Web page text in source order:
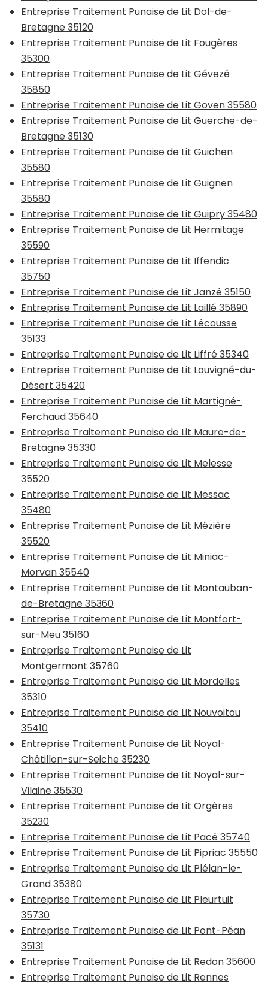
Entreprise Traitement Punaise de Lit Dol-de-
Bretagne 35120
Entreprise Traitement Punaise de Lit Fougères
35300
Entreprise Traitement Punaise de Lit Gévezé
35850
Entreprise Traitement Punaise de Lit Goven 35580
Entreprise Traitement Punaise de Lit Guerche-de-
Bretagne 35130
Entreprise Traitement Punaise de Lit Guichen
35580
Entreprise Traitement Punaise de Lit Guignen
35580
Entreprise Traitement Punaise de Lit Guipry 35480
Entreprise Traitement Punaise de Lit Hermitage
35590
Entreprise Traitement Punaise de Lit Iffendic
35750
Entreprise Traitement Punaise de Lit Janzé 35150
Entreprise Traitement Punaise de Lit Laillé 35890
Entreprise Traitement Punaise de Lit Lécousse
35133
Entreprise Traitement Punaise de Lit Liffré 35340
Entreprise Traitement Punaise de Lit Louvigné-du-
Désert 35420
Entreprise Traitement Punaise de Lit Martigné-
Ferchaud 35640
Entreprise Traitement Punaise de Lit Maure-de-
Bretagne 35330
Entreprise Traitement Punaise de Lit Melesse
35520
Entreprise Traitement Punaise de Lit Messac
35480
Entreprise Traitement Punaise de Lit Mézière
35520
Entreprise Traitement Punaise de Lit Miniac-
Morvan 35540
Entreprise Traitement Punaise de Lit Montauban-
de-Bretagne 35360
Entreprise Traitement Punaise de Lit Montfort-
sur-Meu 35160
Entreprise Traitement Punaise de Lit
Montgermont 35760
Entreprise Traitement Punaise de Lit Mordelles
35310
Entreprise Traitement Punaise de Lit Nouvoitou
35410
Entreprise Traitement Punaise de Lit Noyal-
Châtillon-sur-Seiche 35230
Entreprise Traitement Punaise de Lit Noyal-sur-
Vilaine 35530
Entreprise Traitement Punaise de Lit Orgères
35230
Entreprise Traitement Punaise de Lit Pacé 35740
Entreprise Traitement Punaise de Lit Pipriac 35550
Entreprise Traitement Punaise de Lit Plélan-le-
Grand 35380
Entreprise Traitement Punaise de Lit Pleurtuit
35730
Entreprise Traitement Punaise de Lit Pont-Péan
35131
Entreprise Traitement Punaise de Lit Redon 35600
Entreprise Traitement Punaise de Lit Rennes